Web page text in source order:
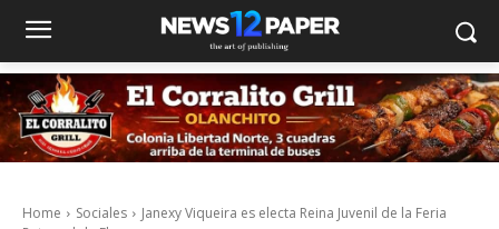
Home Sociales
Janexy Viqueira es electa Reina Juvenil de la Feria